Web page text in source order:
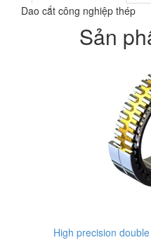
Dao cắt công nghiệp thép
Sản
High precision